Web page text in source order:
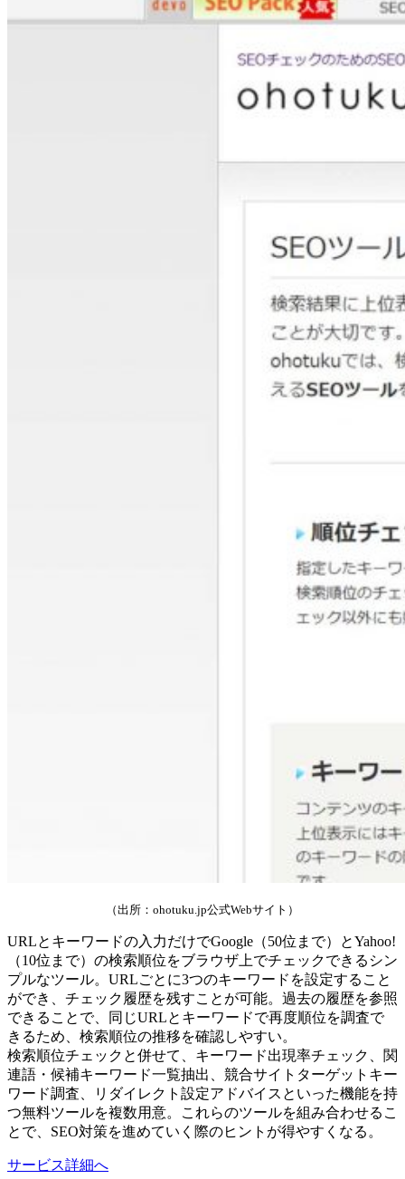
（出所：ohotuku.jp公式Webサイト）
URLとキーワードの入力だけでGoogle（50位まで）とYahoo!
（10位まで）の検索順位をブラウザ上でチェックできるシン
プルなツール。URLごとに3つのキーワードを設定すること
ができ、チェック履歴を残すことが可能。過去の履歴を参照
できることで、同じURLとキーワードで再度順位を調査で
きるため、検索順位の推移を確認しやすい。
検索順位チェックと併せて、キーワード出現率チェック、関
連語・候補キーワード一覧抽出、競合サイトターゲットキー
ワード調査、リダイレクト設定アドバイスといった機能を持
つ無料ツールを複数用意。これらのツールを組み合わせるこ
とで、SEO対策を進めていく際のヒントが得やすくなる。
サービス詳細へ